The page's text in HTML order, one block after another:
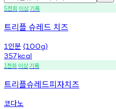
5천회 이상기록
트리플 슈레드 치즈
1 인분 (100g)
357kcal
1천회 이상기록
트리플슈레드피자치즈
코다노